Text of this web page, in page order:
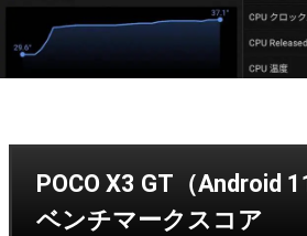
POCO X3 GT（Android
ベンチマークスコア